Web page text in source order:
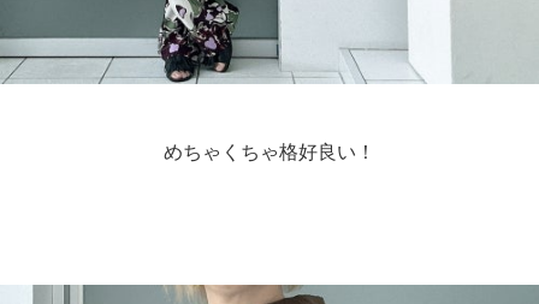
めちゃくちゃ格好良い！